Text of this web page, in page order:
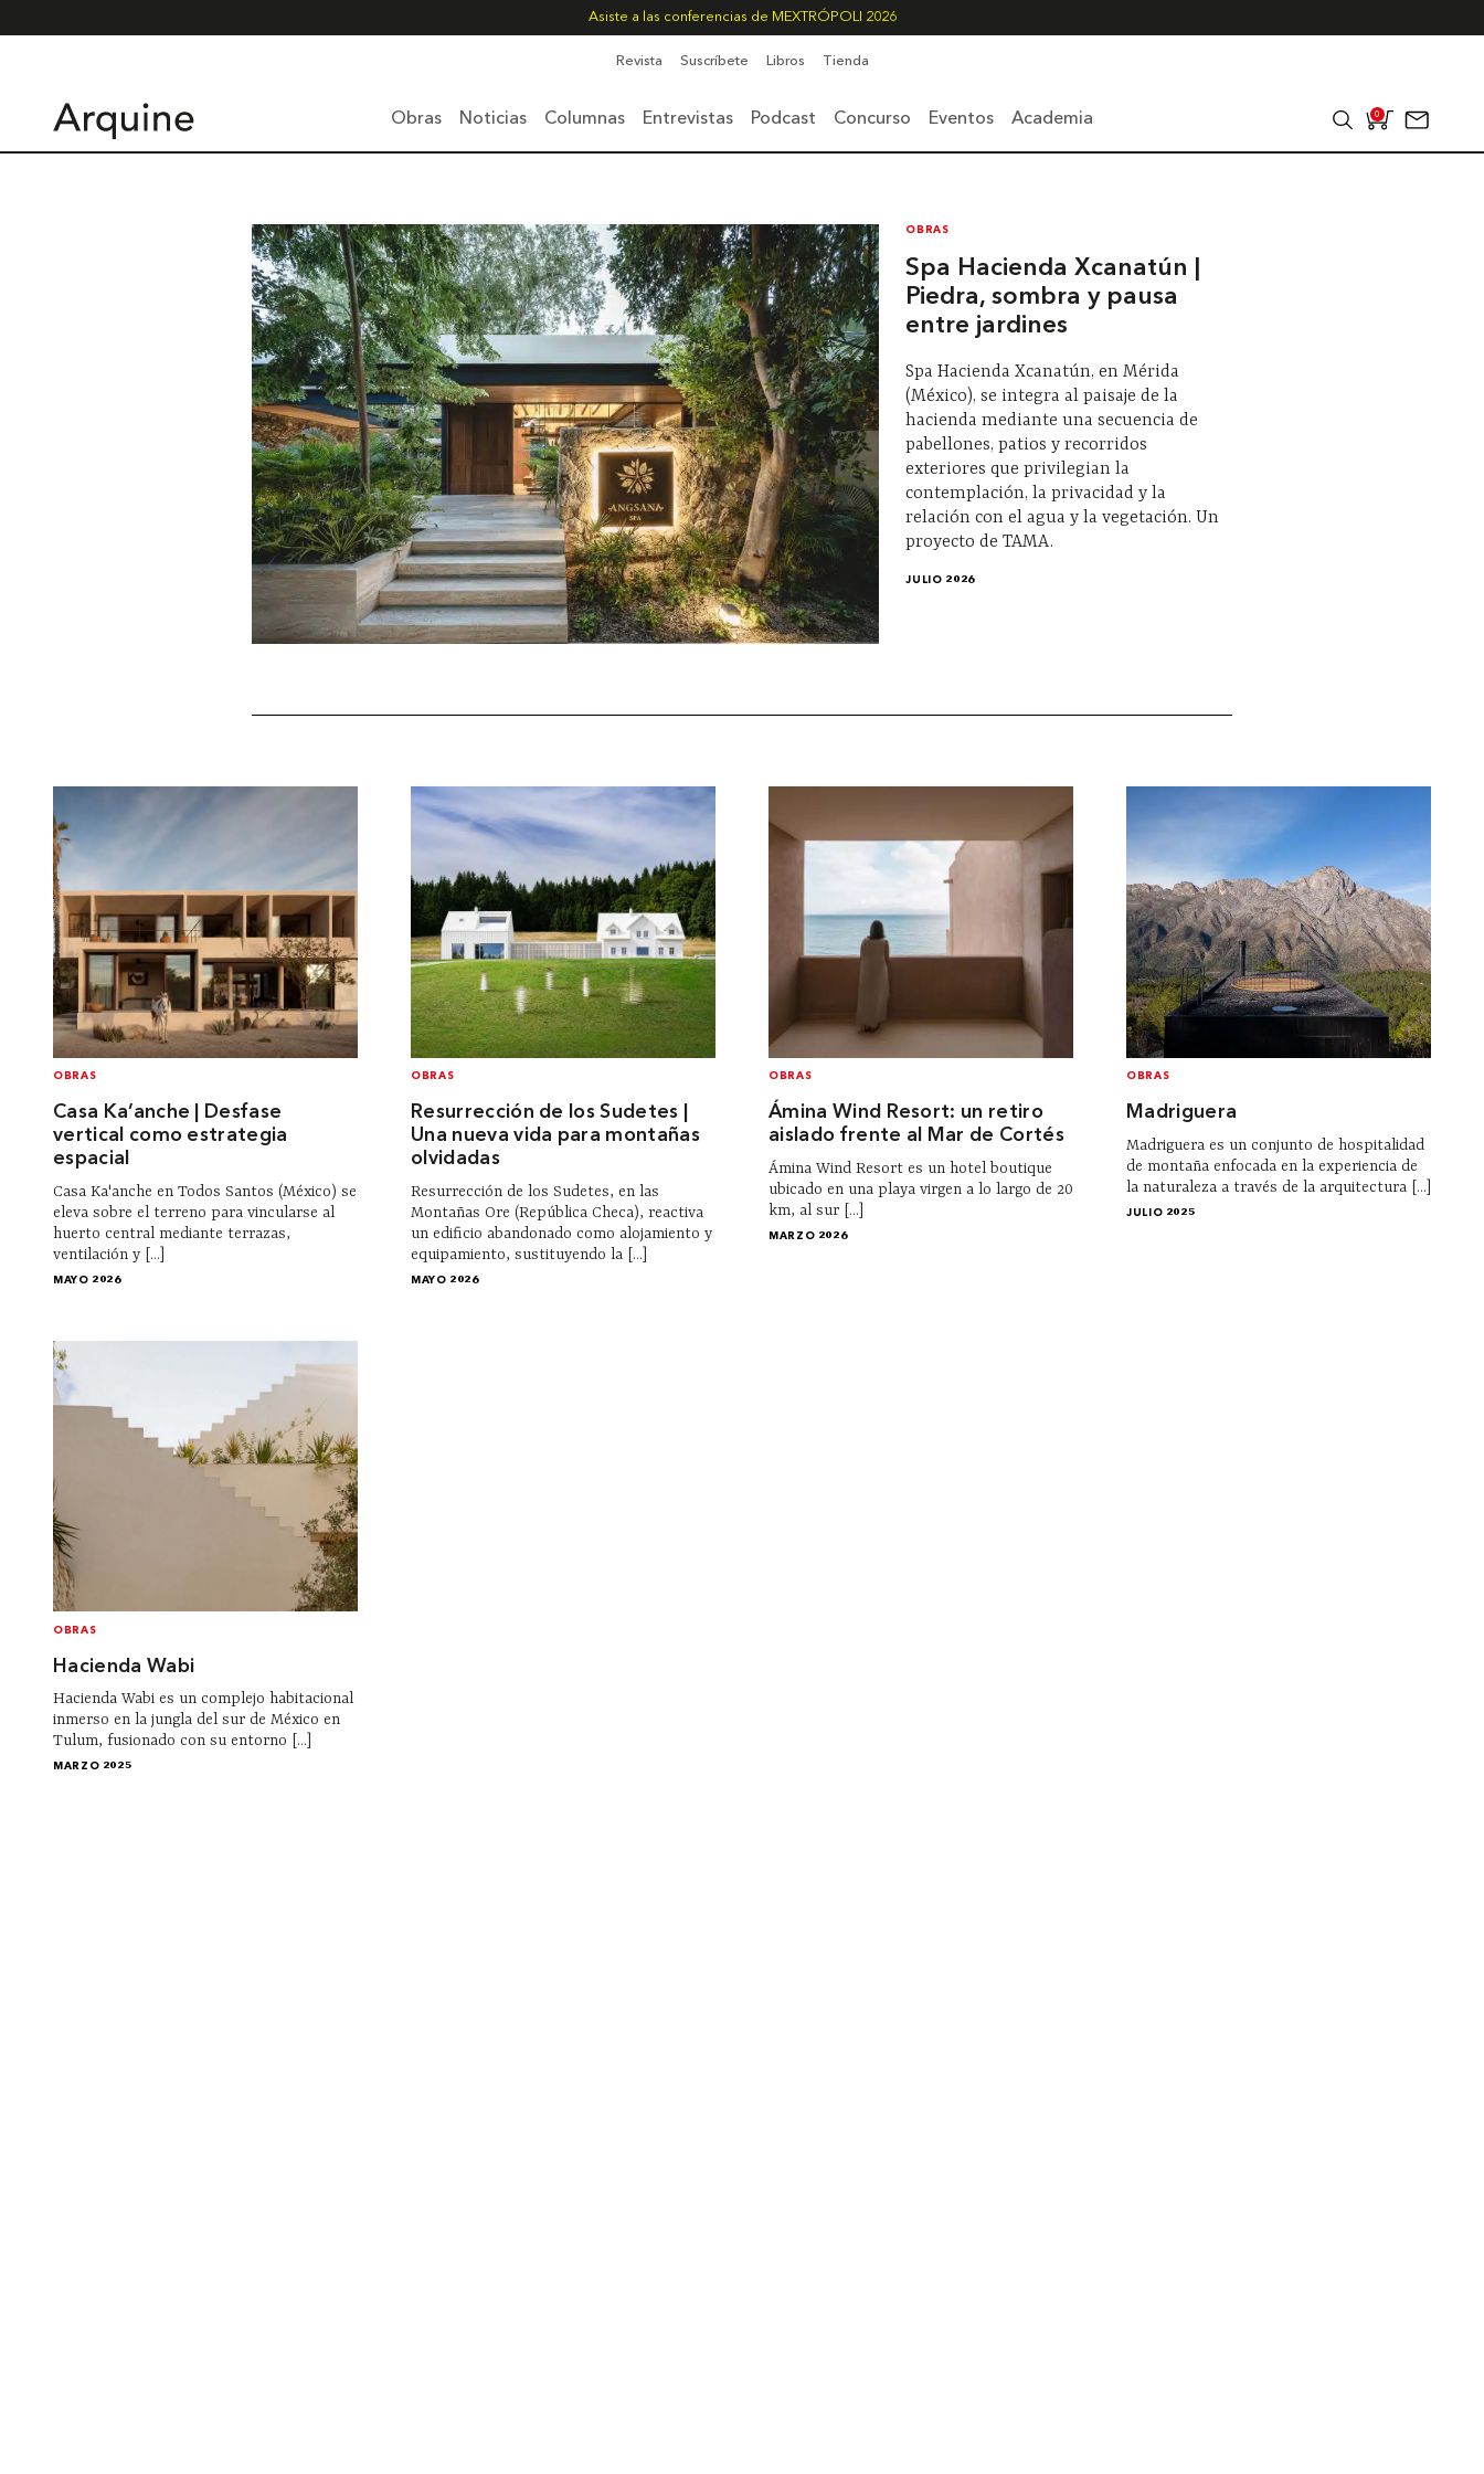
Asiste a las conferencias de MEXTRÓPOLI 2026
Revista Suscríbete Libros Tienda
Obras Noticias Columnas Entrevistas Podcast Concurso Eventos Academia 0
OBRAS
Spa Hacienda Xcanatún |
Piedra, sombra y pausa
entre jardines
Spa Hacienda Xcanatún, en Mérida
(México), se integra al paisaje de la
hacienda mediante una secuencia de
pabellones, patios y recorridos
exteriores que privilegian la
contemplación, la privacidad y la
relación con el agua y la vegetación. Un
proyecto de TAMA.
JULIO 2026
OBRAS
Casa Ka’anche | Desfase
vertical como estrategia
espacial
Casa Ka'anche en Todos Santos (México) se
eleva sobre el terreno para vincularse al
huerto central mediante terrazas,
ventilación y [...]
MAYO 2026
OBRAS
Resurrección de los Sudetes |
Una nueva vida para montañas
olvidadas
Resurrección de los Sudetes, en las
Montañas Ore (República Checa), reactiva
un edificio abandonado como alojamiento y
equipamiento, sustituyendo la [...]
MAYO 2026
OBRAS
Ámina Wind Resort: un retiro
aislado frente al Mar de Cortés
Ámina Wind Resort es un hotel boutique
ubicado en una playa virgen a lo largo de 20
km, al sur [...]
MARZO 2026
OBRAS
Madriguera
Madriguera es un conjunto de hospitalidad
de montaña enfocada en la experiencia de
la naturaleza a través de la arquitectura [...]
JULIO 2025
OBRAS
Hacienda Wabi
Hacienda Wabi es un complejo habitacional
inmerso en la jungla del sur de México en
Tulum, fusionado con su entorno [...]
MARZO 2025